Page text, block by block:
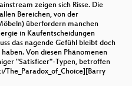
zeigen sich Risse. Die
Bereichen, von der
überfordern manchen
in Kaufentscheidungen
das nagende Gefühl bleibt doch
Von diesen Phänomenen
"Satisficer"-Typen, betroffen